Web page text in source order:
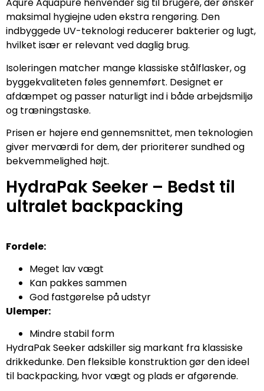
Aqure Aquapure henvender sig til brugere, der ønsker
maksimal hygiejne uden ekstra rengøring. Den
indbyggede UV-teknologi reducerer bakterier og lugt,
hvilket især er relevant ved daglig brug.
Isoleringen matcher mange klassiske stålflasker, og
byggekvaliteten føles gennemført. Designet er
afdæmpet og passer naturligt ind i både arbejdsmiljø
og træningstaske.
Prisen er højere end gennemsnittet, men teknologien
giver merværdi for dem, der prioriterer sundhed og
bekvemmelighed højt.
HydraPak Seeker – Bedst til
ultralet backpacking
Fordele:
Meget lav vægt
Kan pakkes sammen
God fastgørelse på udstyr
Ulemper:
Mindre stabil form
HydraPak Seeker adskiller sig markant fra klassiske
drikkedunke. Den fleksible konstruktion gør den ideel
til backpacking, hvor vægt og plads er afgørende.